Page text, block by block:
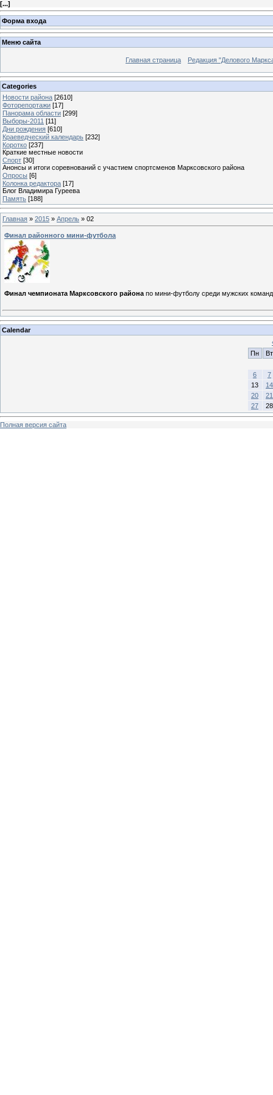
[...]
Форма входа
Меню сайта
Главная страница Редакция "Делового
Categories
Новости района [2610]
Фоторепортажи [17]
Панорама области [299]
Выборы-2011 [11]
Дни рождения [610]
Краеведческий календарь [232]
Коротко [237]
Краткие местные новости
Спорт [30]
Анонсы и итоги соревнований с участием спортсменов Марксовского района
Опросы [6]
Колонка редактора [17]
Блог Владимира Гуреева
Память [188]
Главная » 2015 » Апрель » 02
Финал районного мини-футбола
Финал чемпионата Марксовского района по мини-футболу среди мужских
Calendar
Пн
Вт
6
7
13
14
20
21
27
28
Полная версия сайта